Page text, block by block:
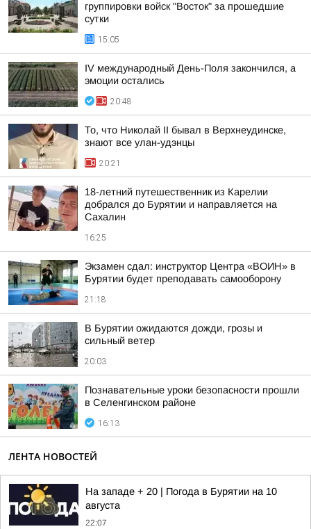
группировки войск "Восток" за прошедшие
сутки
15:05
IV международный День-Поля закончился, а
эмоции остались
20:48
То, что Николай II бывал в Верхнеудинске,
знают все улан-удэнцы
20:21
18-летний путешественник из Карелии
добрался до Бурятии и направляется на
Сахалин
16:25
Экзамен сдал: инструктор Центра «ВОИН» в
Бурятии будет преподавать самооборону
21:18
В Бурятии ожидаются дожди, грозы и
сильный ветер
20:03
Познавательные уроки безопасности прошли
в Селенгинском районе
16:13
ЛЕНТА НОВОСТЕЙ
На западе + 20 | Погода в Бурятии на 10
августа
22:07